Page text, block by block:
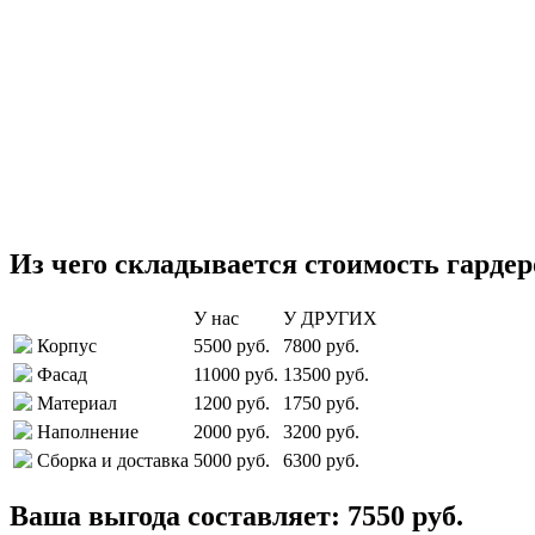
Из чего складывается стоимость
У нас
У ДРУГИХ
Корпус
5500 руб.
7800 руб.
Фасад
11000 руб. 13500 руб.
Материал
1200 руб.
1750 руб.
Наполнение
2000 руб.
3200 руб.
Сборка и доставка 5000 руб. 6300 руб.
Ваша выгода составляет: 7550 руб.